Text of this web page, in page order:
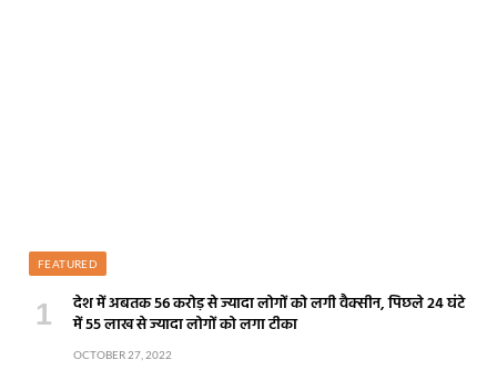
FEATURED
देश में अबतक 56 करोड़ से ज्यादा लोगों को लगी वैक्सीन, पिछले 24 घंटे
में 55 लाख से ज्यादा लोगों को लगा टीका
OCTOBER 27, 2022